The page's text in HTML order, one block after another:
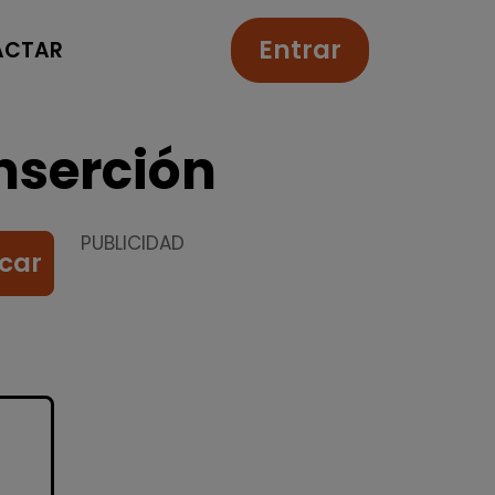
Entrar
PUBLICIDAD